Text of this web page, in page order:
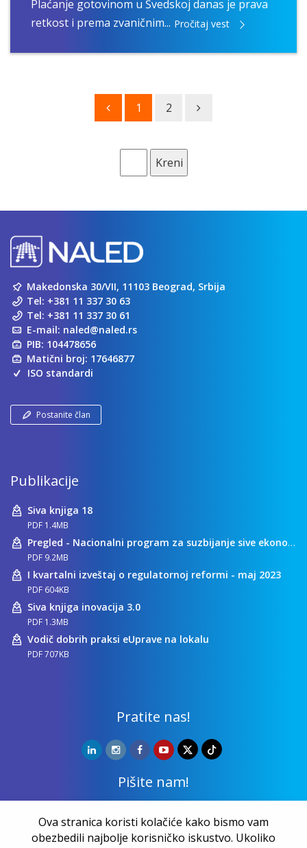
Plaćanje gotovinom u Švedskoj danas je prava
retkost i prema zvaničnim... Pročitaj vest
1 2
Kreni
Makedonska 30/VII, 11103 Beograd, Srbija
Tel: +381 11 337 30 63
Tel: +381 11 337 30 61
E-mail: naled@naled.rs
PIB: 104478656
Matični broj: 17646877
ISO standardi
Postanite član
Publikacije
Siva knjiga 18
PDF 1.4MB
Pregled - Nacionalni program za suzbijanje sive ekonomije
PDF 9.2MB
I kvartalni izveštaj o regulatornoj reformi - maj 2023
PDF 604KB
Siva knjiga inovacija 3.0
PDF 1.3MB
Vodič dobrih praksi eUprave na lokalu
PDF 707KB
Pratite nas!
Pišite nam!
Kontakt
Ova stranica koristi kolačiće kako bismo vam
obezbedili najbolje korisničko iskustvo. Ukoliko